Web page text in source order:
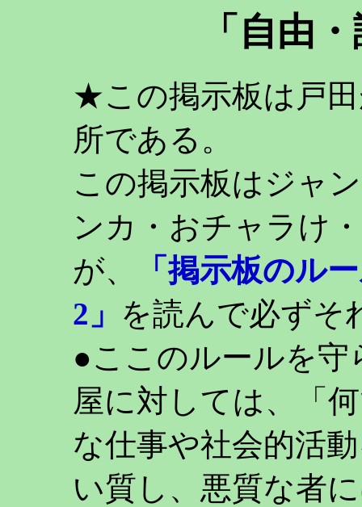
「自由
★この掲示板は戸
所である。
この掲示板はジャ
ンカ・おチャラけ
が、
「掲示板のル
2」 を読んで必ずそ
●ここのルールを守
屋に対しては、「
な仕事や社会的活
い質し、悪質な者